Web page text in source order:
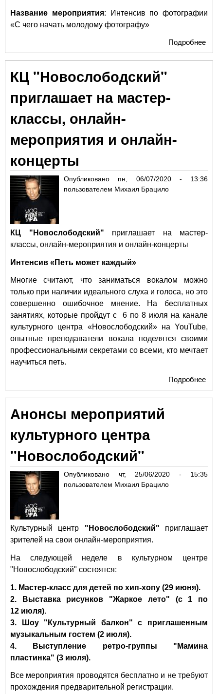
Название мероприятия: Интенсив по фотографии
«С чего начать молодому фотографу»
Подробнее
КЦ "Новослободский"
приглашает на мастер-
классы, онлайн-
мероприятия и онлайн-
концерты
Опубликовано пн, 06/07/2020 - 13:36
пользователем Михаил Брацило
КЦ "Новослободский" приглашает на мастер-
классы, онлайн-мероприятия и онлайн-концерты
Интенсив «Петь может каждый»
Многие считают, что заниматься вокалом можно
только при наличии идеального слуха и голоса, но это
совершенно ошибочное мнение. На бесплатных
занятиях, которые пройдут с 6 по 8 июля на канале
культурного центра «Новослободский» на YouTube,
опытные преподаватели вокала поделятся своими
профессиональными секретами со всеми, кто мечтает
научиться петь.
Подробнее
Анонсы мероприятий
культурного центра
"Новослободский"
Опубликовано чт, 25/06/2020 - 15:35
пользователем Михаил Брацило
Культурный центр "Новослободский" приглашает
зрителей на свои онлайн-мероприятия.
На следующей неделе в культурном центре
"Новослободский" состоятся:
1. Мастер-класс для детей по хип-хопу (29 июня).
2. Выставка рисунков "Жаркое лето" (с 1 по
12 июля).
3. Шоу "Культурный балкон" с приглашенным
музыкальным гостем (2 июля).
4. Выступление ретро-группы "Мамина
пластинка" (3 июля).
Все мероприятия проводятся бесплатно и не требуют
прохождения предварительной регистрации.